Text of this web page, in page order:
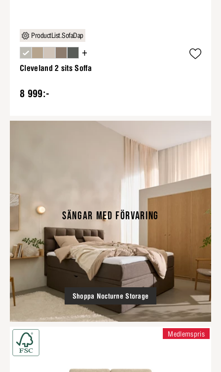
ProductList.SofaDap
+
Cleveland 2 sits Soffa
8 999:-
SÄNGAR MED FÖRVARING
Shoppa Nocturne Storage
Medlemspris